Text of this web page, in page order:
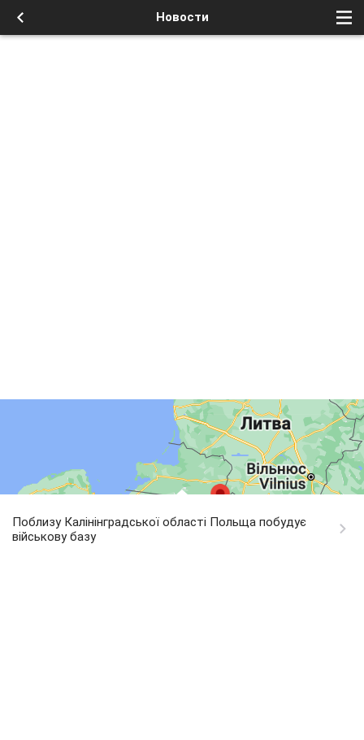
Новости
Поблизу Калінінградської області Польща побудує
військову базу